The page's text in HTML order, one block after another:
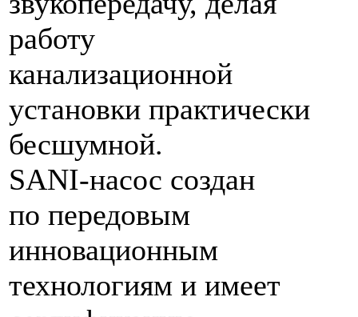
работу
канализационной
установки практически
бесшумной.
SANI-насос создан
по передовым
инновационным
технологиям и имеет